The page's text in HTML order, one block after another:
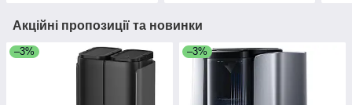
Акційні пропозиції та новинки
–3% –3%